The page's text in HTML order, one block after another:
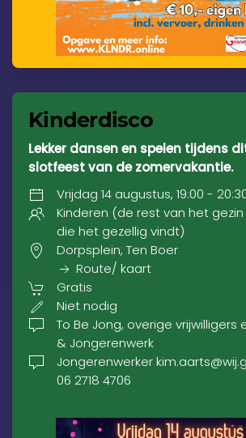
Kinderdisco
Lekker dansen en spelen tijdens
slotfeest van de zomervakantie.
Vrijdag 14 augustus, 19:00 -
Kinderen (de rest van het
die het gezellig vindt)
Dorpsplein, Ten Boer
Route/ kaart
Gratis
Niet nodig
To Be Jong, overige vrijwilligers
& Jongerenwerk
Jongerenwerker
06 2718 4706